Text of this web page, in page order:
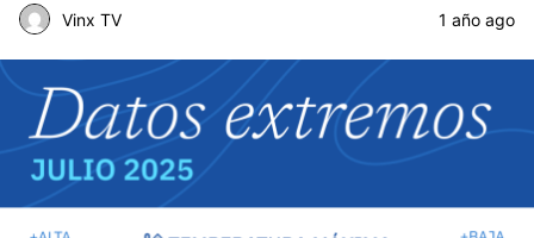
Vinx TV 1 año ago